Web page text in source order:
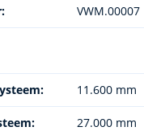
VWM.00007
11.600 mm
27.000 mm